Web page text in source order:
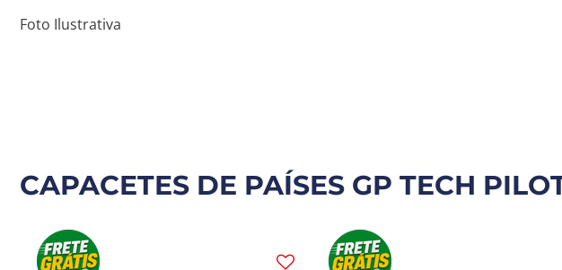
Foto Ilustrativa
CAPACETES DE PAÍSES GP TECH